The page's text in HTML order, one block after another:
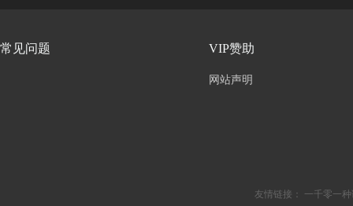
常见问题 VIP赞助
网站声明
友情链接：
一千零一